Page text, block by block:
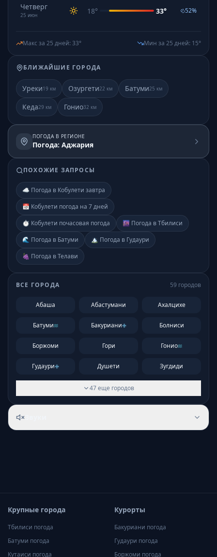
Четверг
25 июн 18° 33° 52%
Макс за 25 дней: 33° Мин за 25 дней: 15°
БЛИЖАЙШИЕ ГОРОДА
Уреки19 км Озургети22 км Батуми25 км
Кеда29 км Гонио32 км
ПОГОДА В РЕГИОНЕ
Погода: Аджария
ПОХОЖИЕ ЗАПРОСЫ
☁️ Погода в Кобулети завтра
📅 Кобулети погода на 7 дней
⏱️ Кобулети почасовая погода
🌆 Погода в Тбилиси
🌊 Погода в Батуми
🏔️ Погода в Гудаури
🍇 Погода в Телави
ВСЕ ГОРОДА 59 городов
Абаша Абастумани Ахалцихе
Батуми Бакуриани Болниси
Боржоми Гори Гонио
Гудаури Душети Зугдиди
47еще городов
Крупные города
Тбилиси погода
Батуми погода
Кутаиси погода
Курорты
Бакуриани погода
Гудаури погода
Боржоми погода